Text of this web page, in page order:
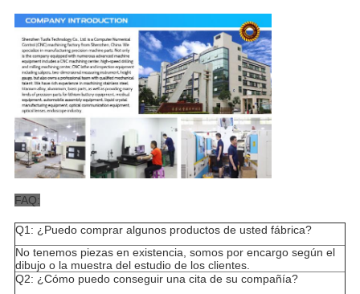
FAQ:
Q1: ¿Puedo comprar algunos productos de usted fábrica?
No tenemos piezas en existencia, somos por encargo según el
dibujo o la muestra del estudio de los clientes.
Q2: ¿Cómo puedo conseguir una cita de su compañía?